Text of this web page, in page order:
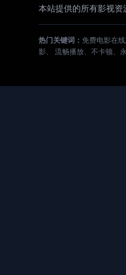
本站提供的所有影视资
热门关键词： 免费电影在
影、 流畅播放、不卡顿、